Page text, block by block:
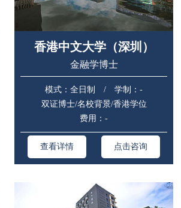
香港中文大学（深圳）
金融学博士
模式：全日制 / 学制：-
双证博士/名校背景/香港学位
费用：-
查看详情 点击咨询